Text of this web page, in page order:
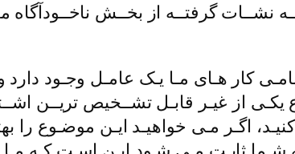
نشــات گرفتــه از بخــش ناخــودآگاه
کار هـای مـا یـک عامـل وجـود دارد
از غیـر قابـل تشــخیص تریــن
اگـر مـی خواهیـد ایـن موضـوع را